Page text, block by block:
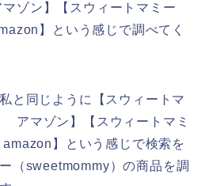
ゾン】【スウィートマミー
】という感じで調べてく
と同じように【スウィートマ
アマゾン】【スウィートマミ
】という感じで検索を
（sweetmommy）の商品を調